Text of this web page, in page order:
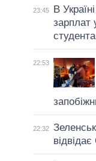
23:45
В
зарплат
22:53
22:32